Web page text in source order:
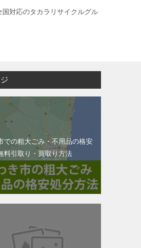
対応のタカラリサイクルグル
での粗大ごみ・不用品の格安
料引取り・買取り方法